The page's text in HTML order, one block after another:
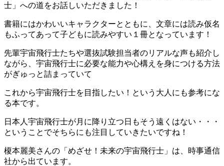
士」への道をお話しいただきました！
書籍にはかわいいキャラクターとともに、文章には読み仮名
もふってあって子どもに読みやすい１冊となっています！
先輩宇宙飛行士たちや選抜試験担当者のリアルな声も紹介し
ながら、宇宙飛行士に必要な能力や心構えを身につける方法
がぎゅっと詰まっていて
これから宇宙飛行士を目指したい！という大人にも参考にな
る本です。
日本人宇宙飛行士が月に降り立つ日もそう遠くはない・・・
ということでそちらにも注目していきたいですね！
榎本麗美さんの「めざせ！未来の宇宙飛行士」は、時事通信
社から出ています。